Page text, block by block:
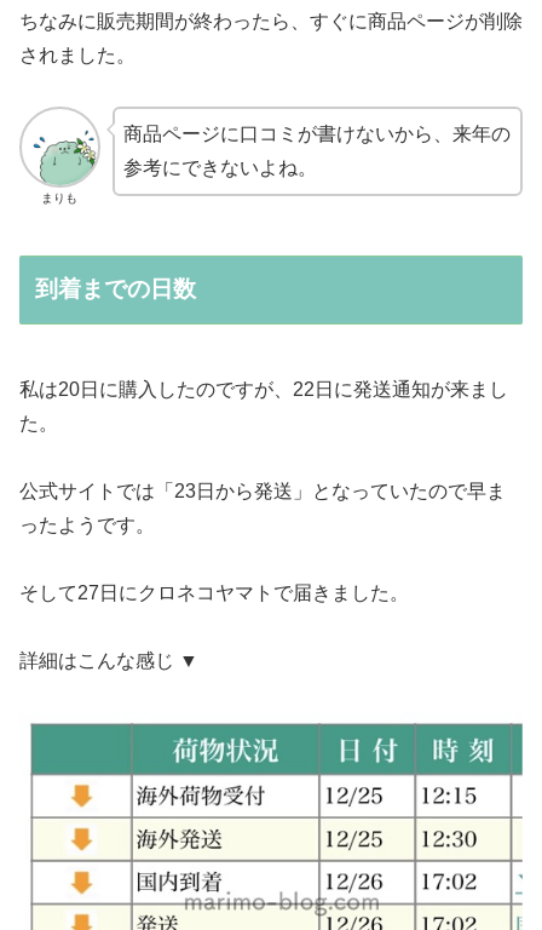
ちなみに販売期間が終わったら、すぐに商品ページが削除
されました。
まりも
商品ページに口コミが書けないから、来年の
参考にできないよね。
到着までの日数
私は20日に購入したのですが、22日に発送通知が来まし
た。
公式サイトでは「23日から発送」となっていたので早ま
ったようです。
そして27日にクロネコヤマトで届きました。
詳細はこんな感じ ▼